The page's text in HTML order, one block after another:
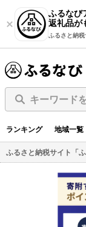
ふるなび
返礼品が
ふるさと納税
キーワード
ランキング 地域一覧
ふるさと納税サイト「ふ